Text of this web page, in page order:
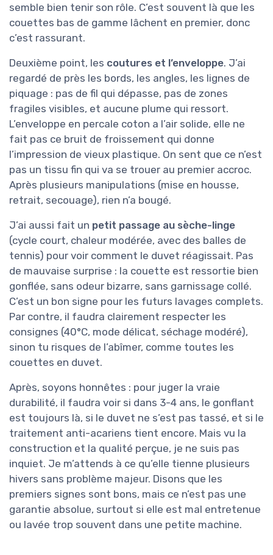
semble bien tenir son rôle. C’est souvent là que les
couettes bas de gamme lâchent en premier, donc
c’est rassurant.
Deuxième point, les coutures et l’enveloppe. J’ai
regardé de près les bords, les angles, les lignes de
piquage : pas de fil qui dépasse, pas de zones
fragiles visibles, et aucune plume qui ressort.
L’enveloppe en percale coton a l’air solide, elle ne
fait pas ce bruit de froissement qui donne
l’impression de vieux plastique. On sent que ce n’est
pas un tissu fin qui va se trouer au premier accroc.
Après plusieurs manipulations (mise en housse,
retrait, secouage), rien n’a bougé.
J’ai aussi fait un petit passage au sèche-linge
(cycle court, chaleur modérée, avec des balles de
tennis) pour voir comment le duvet réagissait. Pas
de mauvaise surprise : la couette est ressortie bien
gonflée, sans odeur bizarre, sans garnissage collé.
C’est un bon signe pour les futurs lavages complets.
Par contre, il faudra clairement respecter les
consignes (40°C, mode délicat, séchage modéré),
sinon tu risques de l’abîmer, comme toutes les
couettes en duvet.
Après, soyons honnêtes : pour juger la vraie
durabilité, il faudra voir si dans 3-4 ans, le gonflant
est toujours là, si le duvet ne s’est pas tassé, et si le
traitement anti-acariens tient encore. Mais vu la
construction et la qualité perçue, je ne suis pas
inquiet. Je m’attends à ce qu’elle tienne plusieurs
hivers sans problème majeur. Disons que les
premiers signes sont bons, mais ce n’est pas une
garantie absolue, surtout si elle est mal entretenue
ou lavée trop souvent dans une petite machine.